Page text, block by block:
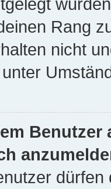
Rang
nicht